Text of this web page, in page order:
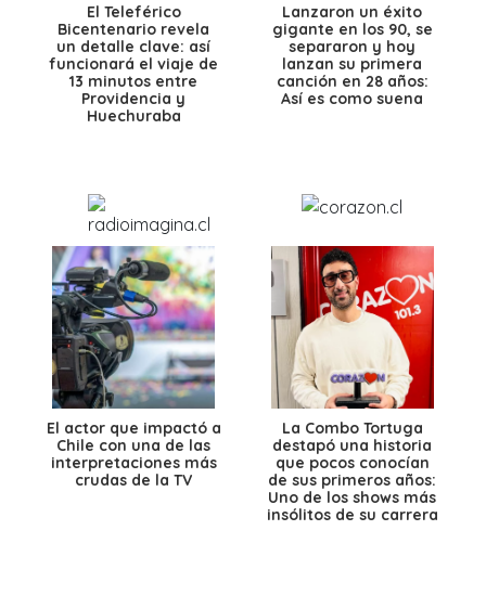
El Teleférico
Bicentenario revela
un detalle clave: así
funcionará el viaje de
13 minutos entre
Providencia y
Huechuraba
Lanzaron un éxito
gigante en los 90, se
separaron y hoy
lanzan su primera
canción en 28 años:
Así es como suena
El actor que impactó a
Chile con una de las
interpretaciones más
crudas de la TV
La Combo Tortuga
destapó una historia
que pocos conocían
de sus primeros años:
Uno de los shows más
insólitos de su carrera